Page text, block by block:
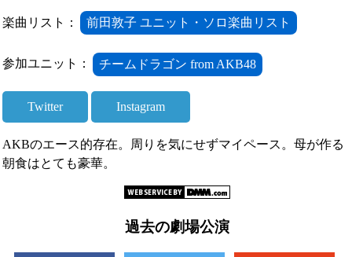
楽曲リスト： 前田敦子 ユニット・ソロ楽曲リスト
参加ユニット： チームドラゴン from AKB48
Twitter Instagram
AKBのエース的存在。周りを気にせずマイペース。母が作る
朝食はとても豪華。
過去の劇場公演